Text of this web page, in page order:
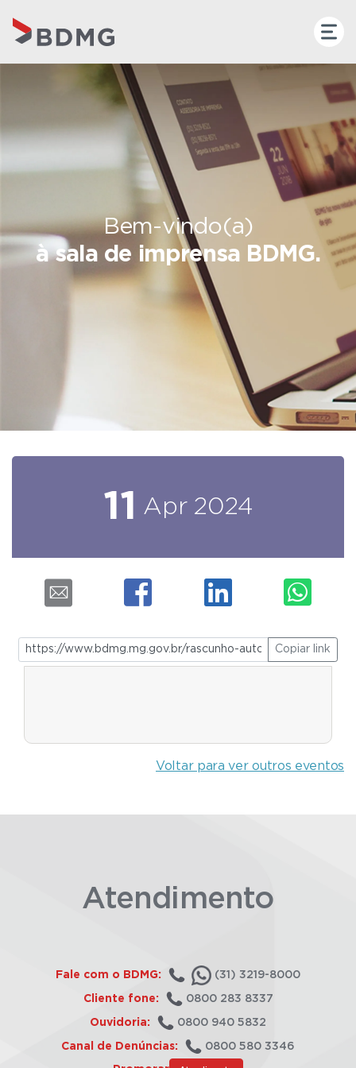
Bem-vindo(a)
à sala de imprensa BDMG.
11 Apr 2024
Copiar link
Voltar para ver outros eventos
Atendimento
Fale com o BDMG: (31) 3219-8000
Cliente fone: 0800 283 8337
Ouvidoria: 0800 940 5832
Canal de Denúncias: 0800 580 3346